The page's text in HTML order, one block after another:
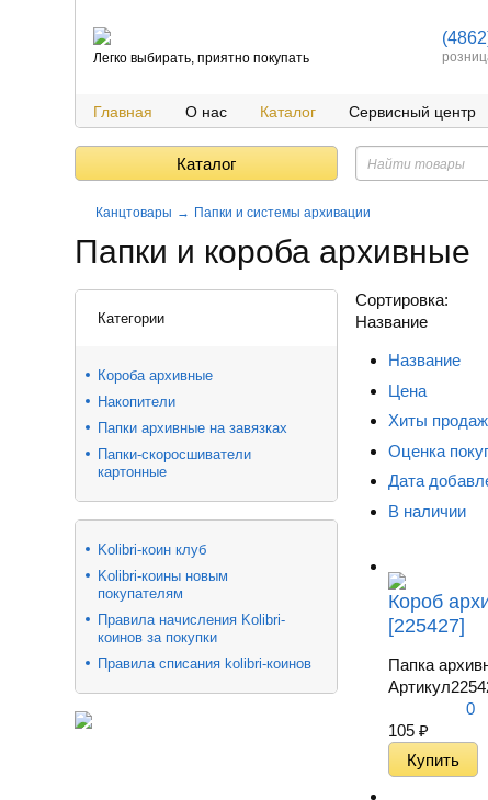
Легко выбирать, приятно покупать
Главная О нас Каталог Сервисный центр
Каталог
Канцтовары Папки и системы архивации
Папки и короба архивные
Категории
Короба архивные
Накопители
Папки архивные на завязках
Папки-скоросшиватели
картонные
Kolibri-коин клуб
​Kolibri-коины новым
покупателям
Правила начисления Kolibri-
коинов за покупки
Правила списания kolibri-коинов
Сортировка:
Название
Название
Цена
Хиты продаж
Оценка
Дата
В наличии
Короб
[225427]
Папка
Артикул
0
105 ₽